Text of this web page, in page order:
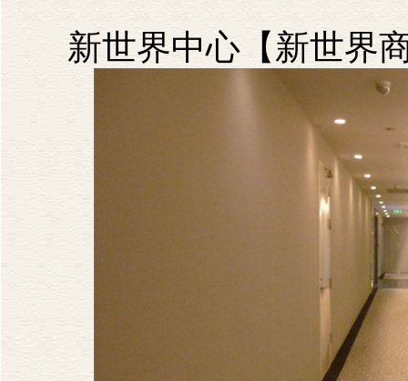
新世界中心【新世界